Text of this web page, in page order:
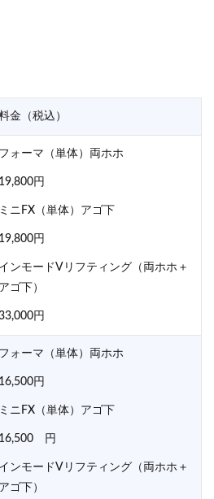
金（税込）
フォーマ（単体）両ホホ
19,800円
ミニFX（単体）アゴ下
19,800円
インモードVリフティング（両ホホ＋
アゴ下）
円
フォーマ（単体）両ホホ
16,500円
ミニFX（単体）アゴ下
16,500 円
インモードVリフティング（両ホホ＋
アゴ下）